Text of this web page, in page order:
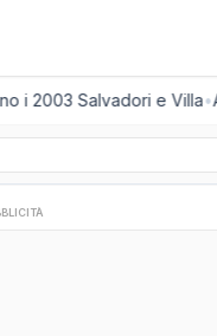
i 2003 Salvadori e Villa•